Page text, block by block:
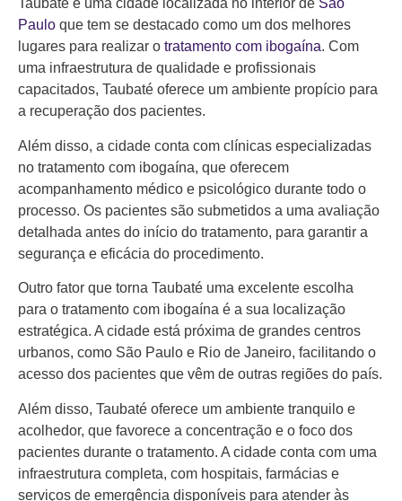
Taubaté é uma cidade localizada no interior de São
Paulo que tem se destacado como um dos melhores
lugares para realizar o tratamento com ibogaína. Com
uma infraestrutura de qualidade e profissionais
capacitados, Taubaté oferece um ambiente propício para
a recuperação dos pacientes.
Além disso, a cidade conta com clínicas especializadas
no tratamento com ibogaína, que oferecem
acompanhamento médico e psicológico durante todo o
processo. Os pacientes são submetidos a uma avaliação
detalhada antes do início do tratamento, para garantir a
segurança e eficácia do procedimento.
Outro fator que torna Taubaté uma excelente escolha
para o tratamento com ibogaína é a sua localização
estratégica. A cidade está próxima de grandes centros
urbanos, como São Paulo e Rio de Janeiro, facilitando o
acesso dos pacientes que vêm de outras regiões do país.
Além disso, Taubaté oferece um ambiente tranquilo e
acolhedor, que favorece a concentração e o foco dos
pacientes durante o tratamento. A cidade conta com uma
infraestrutura completa, com hospitais, farmácias e
serviços de emergência disponíveis para atender às